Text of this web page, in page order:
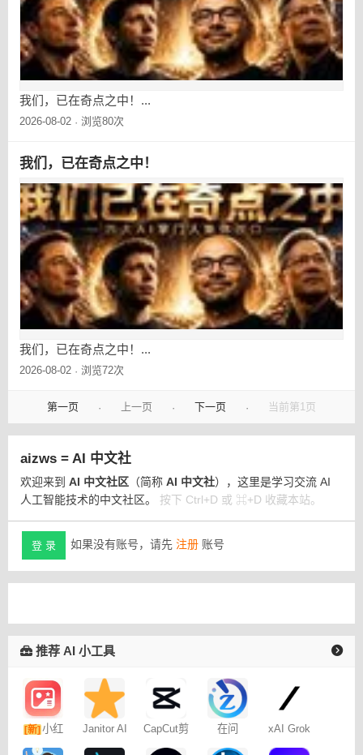
我们，已在奇点之中！...
2026-08-02 · 浏览80次
我们，已在奇点之中！
我们，已在奇点之中！...
2026-08-02 · 浏览72次
第一页 · 上一页 · 下一页 · 当前第1页
aizws = AI 中文社
欢迎来到 AI 中文社区 （简称 AI 中文社），这里是学习交流 AI
人工智能技术的中文社区。 按下 Ctrl+D 或 ⌘+D 收藏本站。
登 录 如果没有账号，请先 注册 账号
推荐 AI 小工具
[新]小红
Janitor AI
CapCut剪
在问 xAI Grok